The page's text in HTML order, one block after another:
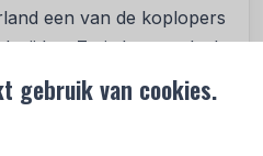
gebruik van cookies.
een van de koplopers
rijden. Zo is het aandeel
Nederlandse wagenpark
(23%), Zweden (6%),